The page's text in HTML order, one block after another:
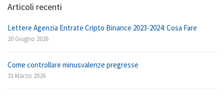
Articoli recenti
Lettere Agenzia Entrate Cripto Binance 2023-2024: Cosa Fare
20 Giugno 2026
Come controllare minusvalenze pregresse
31 Marzo 2026